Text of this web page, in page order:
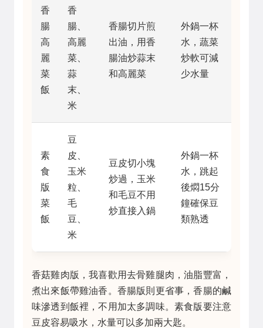
香
腸
高
麗
菜
飯
香
腸、
高麗
菜、
蒜
末、
米
香腸切片煎
出油，用香
腸油炒蒜末
和高麗菜
外鍋一杯
水，蔬菜
炒軟可減
少水量
素
食
版
菜
飯
豆
皮、
玉米
粒、
毛
豆、
米
豆皮切小塊
炒過，玉米
和毛豆不用
炒直接入鍋
外鍋一杯
水，跳起
後燜15分
鐘確保豆
類熟透
香菇雞肉版，我喜歡用去骨雞腿肉，油脂豐富，
煮出來飯帶雞油香。香腸版則更省事，香腸的鹹
味滲透到飯裡，不用加太多調味。素食版要注意
豆皮容易吸水，水量可以多加兩大匙。